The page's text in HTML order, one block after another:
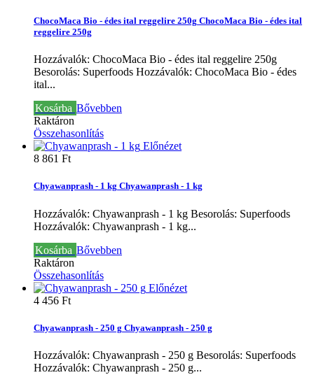
ChocoMaca Bio - édes ital reggelire 250g ChocoMaca Bio - édes ital
reggelire 250g
Hozzávalók: ChocoMaca Bio - édes ital reggelire 250g
Besorolás: Superfoods Hozzávalók: ChocoMaca Bio - édes
ital...
Kosárba Bővebben
Raktáron
Összehasonlítás
Előnézet
8 861 Ft‎
Chyawanprash - 1 kg Chyawanprash - 1 kg
Hozzávalók: Chyawanprash - 1 kg Besorolás: Superfoods
Hozzávalók: Chyawanprash - 1 kg...
Kosárba Bővebben
Raktáron
Összehasonlítás
Előnézet
4 456 Ft‎
Chyawanprash - 250 g Chyawanprash - 250 g
Hozzávalók: Chyawanprash - 250 g Besorolás: Superfoods
Hozzávalók: Chyawanprash - 250 g...